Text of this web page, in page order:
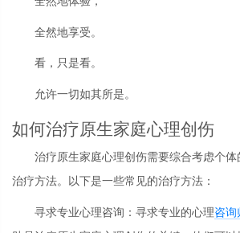
全然地享受。
看，只是看。
允许一切如其所是。
如何治疗原生家庭心理创伤
治疗原生家庭心理创伤需要综合考虑个
治疗方法。以下是一些常见的治疗方法：
寻求专业心理咨询：寻求专业的心理咨询